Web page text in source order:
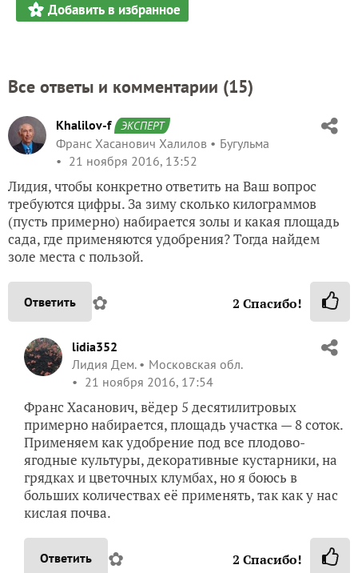
Добавить в избранное
Все ответы и комментарии (15)
Khalilov-f ЭКСПЕРТ
Франс Хасанович Халилов
Бугульма
21 ноября 2016, 13:52
Лидия, чтобы конкретно ответить на Ваш вопрос
требуются цифры. За зиму сколько килограммов
(пусть примерно) набирается золы и какая площадь
сада, где применяются удобрения? Тогда найдем
золе места с пользой.
Ответить ✿ 2 Спасибо!
lidia352
Лидия Дем.
Московская обл.
21 ноября 2016, 17:54
Франс Хасанович, вёдер 5 десятилитровых
примерно набирается, площадь участка — 8 соток.
Применяем как удобрение под все плодово-
ягодные культуры, декоративные кустарники, на
грядках и цветочных клумбах, но я боюсь в
больших количествах её применять, так как у нас
кислая почва.
Ответить ✿ 2 Спасибо!